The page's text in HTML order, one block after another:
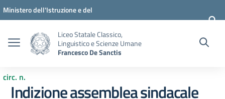
Vai ai contenuti
Vai al menu di navigazione
Vai al footer
Ministero dell'Istruzione e del
Liceo Statale Classico,
Linguistico e Scienze Umane
Francesco De Sanctis
circ. n.
Indizione assemblea sindacale